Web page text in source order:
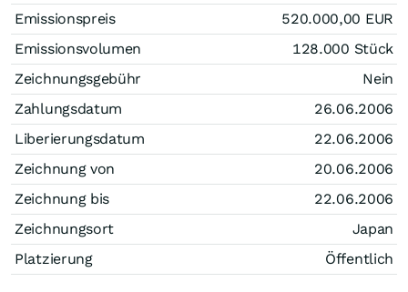
Emissionspreis
520.000,00 EUR
Emissionsvolumen
128.000 Stück
Zeichnungsgebühr
Nein
Zahlungsdatum
26.06.2006
Liberierungsdatum
22.06.2006
Zeichnung von
20.06.2006
Zeichnung bis
22.06.2006
Zeichnungsort
Japan
Platzierung
Öffentlich